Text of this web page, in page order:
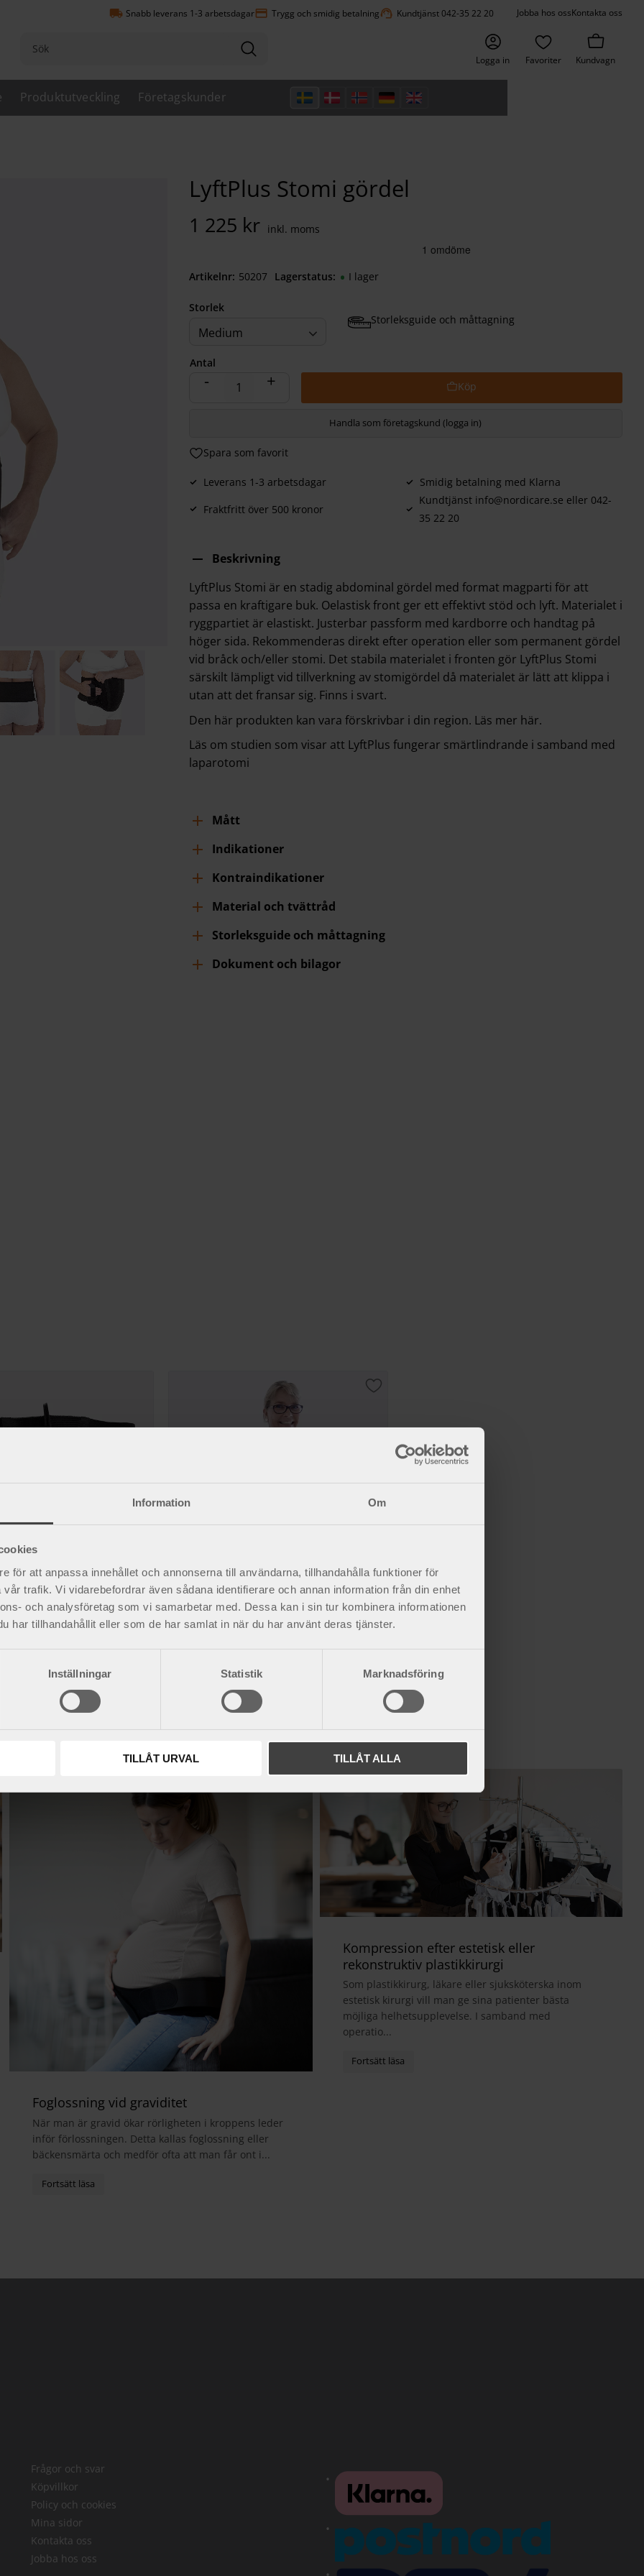
Information Om
för att anpassa innehållet och annonserna till användarna, tillhandahålla funktioner för
trafik. Vi vidarebefordrar även sådana identifierare och annan information från din enhet
och analysföretag som vi samarbetar med. Dessa kan i sin tur kombinera informationen
har tillhandahållit eller som de har samlat in när du har använt deras tjänster.
Inställningar Statistik Marknadsföring
TILLÅT URVAL TILLÅT ALLA
local_shipping Snabb leverans 1-3 arbetsdagarpayment Trygg och smidig betalningsupport_agent Kundtjänst 042-35 22 20 Jobba hos ossKontakta oss
Produktutveckling Företagskunder
Logga in Favoriter Kundvagn
LyftPlus Stomi gördel
1 225 kr
Storlek
Medium
Storleksguide och måttagning
Antal
+
-
Lägg till i favoriter
Handla som företagskund (logga in)
Leverans 1-3 arbetsdagar
Smidig betalning med Klarna
Fraktfritt över 500 kronor
Kundtjänst info@nordicare.se eller 042-
35 22 20
Lagerstatus I lager
Artikelnr 502070050
Beskrivning
LyftPlus Stomi är en stadig abdominal gördel med format magparti för att
passa en kraftigare buk. Oelastisk front ger ett effektivt stöd och lyft. Materialet i
ryggpartiet är elastiskt. Justerbar passform med kardborre och handtag på
höger sida. Rekommenderas direkt efter operation eller som permanent gördel
vid bråck och/eller stomi. Det stabila materialet i fronten gör LyftPlus Stomi
särskilt lämpligt vid tillverkning av stomigördel då materialet är lätt att klippa i
utan att det fransar sig. Finns i svart.
Den här produkten kan vara förskrivbar i din region. Läs mer här.
Läs om studien som visar att LyftPlus fungerar smärtlindrande i samband med
laparotomi
Mått
Indikationer
Kontraindikationer
Material och tvättråd
Storleksguide och måttagning
Dokument och bilagor
gördel
av en extra stadig gördel.
LyftPlus Comfort gördel
Format magparti för att passa en kraftigare buk.
Lägg till i favoriter
Foglossning vid graviditet
När man är gravid ökar rörligheten i kroppens leder
inför förlossningen. Detta kallas foglossning eller
bäckensmärta och medför ofta att man får ont i...
Kompression efter estetisk eller
rekonstruktiv plastikkirurgi
Som plastikkirurg, läkare eller sjuksköterska inom
estetisk kirurgi vill man ge sina patienter bästa
möjliga helhetsupplevelse. I samband med
operatio...
Frågor och svar
Köpvillkor
Policy och cookies
Mina sidor
Kontakta oss
Jobba hos oss